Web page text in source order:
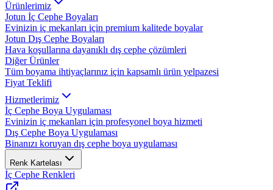
Ürünlerimiz
Jotun İç Cephe Boyaları
Evinizin iç mekanları için premium kalitede boyalar
Jotun Dış Cephe Boyaları
Hava koşullarına dayanıklı dış cephe çözümleri
Diğer Ürünler
Tüm boyama ihtiyaçlarınız için kapsamlı ürün yelpazesi
Fiyat Teklifi
Hizmetlerimiz
İç Cephe Boya Uygulaması
Evinizin iç mekanları için profesyonel boya hizmeti
Dış Cephe Boya Uygulaması
Binanızı koruyan dış cephe boya uygulaması
Renk Kartelası
İç Cephe Renkleri